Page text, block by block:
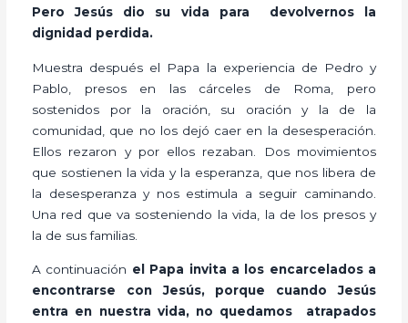
Pero Jesús dio su vida para devolvernos la
dignidad perdida.
Muestra después el Papa la experiencia de Pedro y
Pablo, presos en las cárceles de Roma, pero
sostenidos por la oración, su oración y la de la
comunidad, que no los dejó caer en la desesperación.
Ellos rezaron y por ellos rezaban. Dos movimientos
que sostienen la vida y la esperanza, que nos libera de
la desesperanza y nos estimula a seguir caminando.
Una red que va sosteniendo la vida, la de los presos y
la de sus familias.
A continuación el Papa invita a los encarcelados a
encontrarse con Jesús, porque cuando Jesús
entra en nuestra vida, no quedamos atrapados